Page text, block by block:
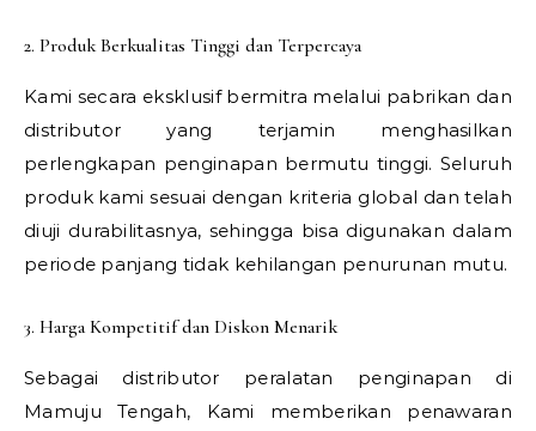
2. Produk Berkualitas Tinggi dan Terpercaya
Kami secara eksklusif bermitra melalui pabrikan dan
distributor yang terjamin menghasilkan
perlengkapan penginapan bermutu tinggi. Seluruh
produk kami sesuai dengan kriteria global dan telah
diuji durabilitasnya, sehingga bisa digunakan dalam
periode panjang tidak kehilangan penurunan mutu.
3. Harga Kompetitif dan Diskon Menarik
Sebagai distributor peralatan penginapan di
Mamuju Tengah, Kami memberikan penawaran